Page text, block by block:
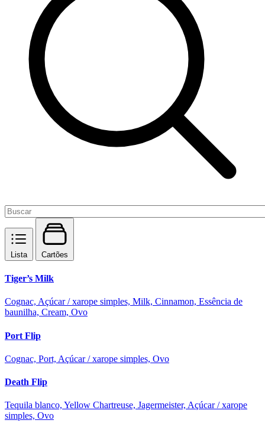
Lista Cartões
Tiger’s Milk
Cognac, Açúcar / xarope simples, Milk, Cinnamon, Essência de
baunilha, Cream, Ovo
Port Flip
Cognac, Port, Açúcar / xarope simples, Ovo
Death Flip
Tequila blanco, Yellow Chartreuse, Jagermeister, Açúcar / xarope
simples, Ovo